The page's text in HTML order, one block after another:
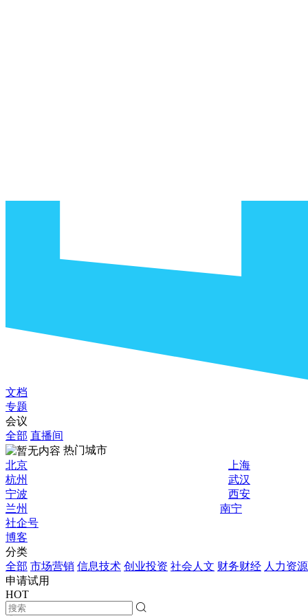
文档
专题
会议
全部 直播间
热门城市
北京
上海
杭州
武汉
宁波
西安
兰州
南宁
社企号
博客
分类
全部 市场营销 信息技术 创业投资 社会人文 财务财经 人力资源
申请试用
HOT